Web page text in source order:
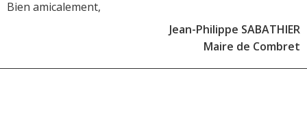
Bien amicalement,
Jean-Philippe SABATHIER
Maire de Combret